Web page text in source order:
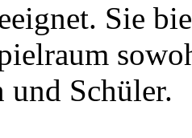
Sie
und Schüler.